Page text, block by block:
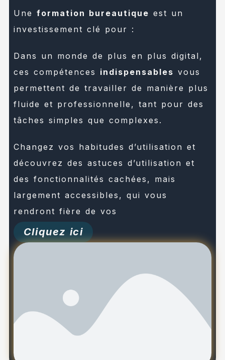
Une formation bureautique est un
investissement clé pour :
Dans un monde de plus en plus digital,
ces compétences indispensables vous
permettent de travailler de manière plus
fluide et professionnelle, tant pour des
tâches simples que complexes.
Changez vos habitudes d’utilisation et
découvrez des astuces d’utilisation et
des fonctionnalités cachées, mais
largement accessibles, qui vous
rendront fière de vos
Cliquez ici